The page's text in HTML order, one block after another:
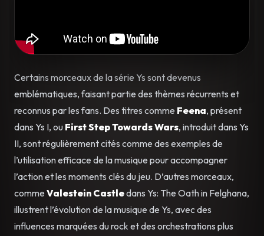
Certains morceaux de la série Ys sont devenus
emblématiques, faisant partie des thèmes récurrents et
reconnus par les fans. Des titres comme Feena, présent
dans Ys I, ou First Step Towards Wars, introduit dans Ys
II, sont régulièrement cités comme des exemples de
l’utilisation efficace de la musique pour accompagner
l’action et les moments clés du jeu. D’autres morceaux,
comme Valestein Castledans Ys: The Oath in Felghana,
illustrent l’évolution de la musique de Ys, avec des
influences marquées du rock et des orchestrations plus